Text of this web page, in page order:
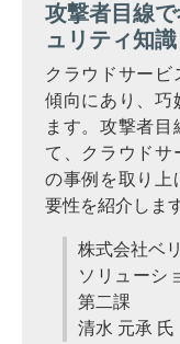
攻撃者目線
ュリティ知識
クラウドサービ
傾向にあり、巧
ます。攻撃者
て、クラウドサ
の事例を取り上
要性を紹介しま
株式会社ベ
ソリューシ
第二課
清水 元承 氏